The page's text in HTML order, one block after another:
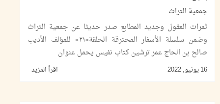
جمعية التراث
ثمرات العقول وجديد المطابع صدر حديثا عن جمعية التراث
وضمن سلسلة الأسفار المحترقة الحلقة«٢١» للمؤلف الأديب
صالح بن الحاج عمر ترشين كتاب نفيس يحمل عنوان
16 يونيو, 2022 اقرأ المزيد